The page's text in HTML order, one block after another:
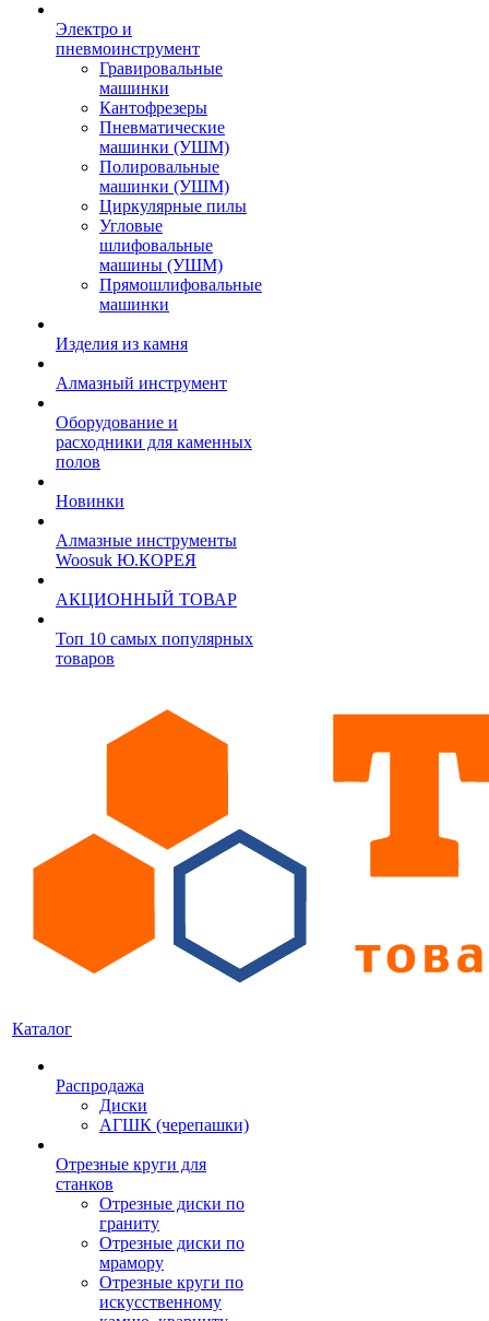
Электро и
пневмоинструмент
Гравировальные
машинки
Кантофрезеры
Пневматические
машинки (УШМ)
Полировальные
машинки (УШМ)
Циркулярные пилы
Угловые
шлифовальные
машины (УШМ)
Прямошлифовальные
машинки
Изделия из камня
Алмазный инструмент
Оборудование и
расходники для каменных
полов
Новинки
Алмазные инструменты
Woosuk Ю.КОРЕЯ
АКЦИОННЫЙ ТОВАР
Топ 10 самых популярных
товаров
Каталог
Распродажа
Диски
АГШК (черепашки)
Отрезные круги для
станков
Отрезные диски по
граниту
Отрезные диски по
мрамору
Отрезные круги по
искусственному